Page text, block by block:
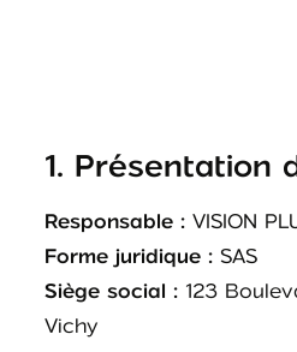
1. Présentation
Responsable : VISION
Forme juridique : SAS
Siège social : 123
Vichy